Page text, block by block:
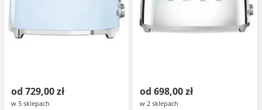
od 729,00 zł
w 5 sklepach
od 698,00 zł
w 2 sklepach